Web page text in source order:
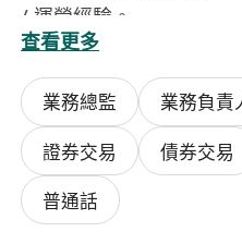
/ 運營經驗。
2、熟悉美元債、主權債
場生態。
3、熟練使用 Bloomberg
具，理解電子交易平臺流
4、深耕香港中資金融圈
保險等機構資源。
5、具備客戶拓展、項目
查看更多
業務總監 業務負責
證券交易
債券交易
普通話